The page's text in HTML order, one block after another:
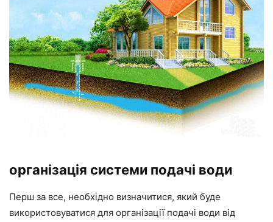
організація системи подачі води
Перш за все, необхідно визначитися, який буде
використовуватися для організації подачі води від